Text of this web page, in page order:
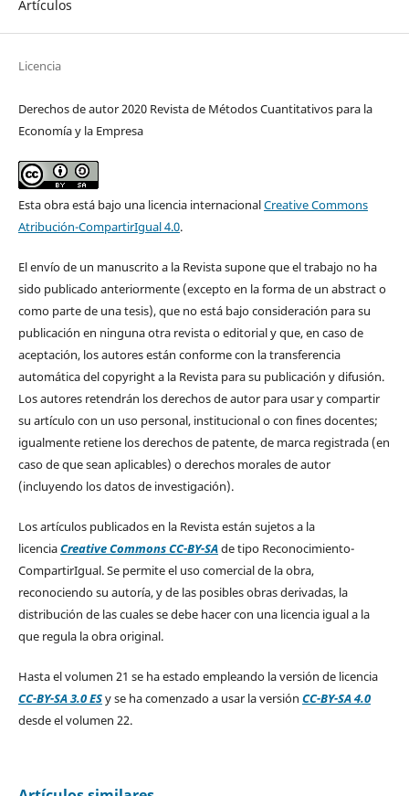
Artículos
Licencia
Derechos de autor 2020 Revista de Métodos Cuantitativos para la
Economía y la Empresa
Esta obra está bajo una licencia internacionalCreative Commons
Atribución-CompartirIgual 4.0.
El envío de un manuscrito a la Revista supone que el trabajo no ha
sido publicado anteriormente (excepto en la forma de un abstract o
como parte de una tesis), que no está bajo consideración para su
publicación en ninguna otra revista o editorial y que, en caso de
aceptación, los autores están conforme con la transferencia
automática del copyright a la Revista para su publicación y difusión.
Los autores retendrán los derechos de autor para usar y compartir
su artículo con un uso personal, institucional o con fines docentes;
igualmente retiene los derechos de patente, de marca registrada (en
caso de que sean aplicables) o derechos morales de autor
(incluyendo los datos de investigación).
Los artículos publicados en la Revista están sujetos a la
licenciaCreative Commons CC-BY-SAde tipo Reconocimiento-
CompartirIgual. Se permite el uso comercial de la obra,
reconociendo su autoría, y de las posibles obras derivadas, la
distribución de las cuales se debe hacer con una licencia igual a la
que regula la obra original.
Hasta el volumen 21 se ha estado empleando la versión de licencia
CC-BY-SA 3.0 ESy se ha comenzado a usar la versión CC-BY-SA 4.0
desde el volumen 22.